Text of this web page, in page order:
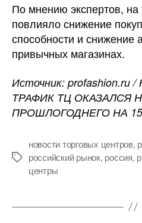
По мнению экспертов,
повлияло снижение
способности и снижение
привычных магазинах.
Источник:
ТРАФИК ТЦ ОКАЗАЛСЯ
ПРОШЛОГОДНЕГО НА
Метки
новости торговых центров,
российский рынок, россия,
центры